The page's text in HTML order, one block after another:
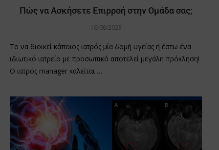
Πώς να Ασκήσετε Επιρροή στην Ομάδα σας;
16/08/2023
Το να διοικεί κάποιος ιατρός μία δομή υγείας ή έστω ένα
ιδιωτικό ιατρείο με προσωπικό αποτελεί μεγάλη πρόκληση!
Ο ιατρός manager καλείται …